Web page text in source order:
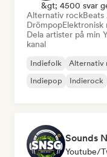
&gt; 4500 svar
Alternativ rock
DrömpopElektronisk
Dela artister på min
kanal
Indiefolk Alternativ
Indiepop
Indierock
Sounds
Youtube/